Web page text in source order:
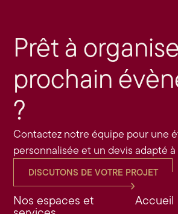
Prêt à
prochain
?
Contactez notre équipe pour une
personnalisée et un devis adapté
DISCUTONS DE VOTRE PROJET
Nos espaces et
Accueil